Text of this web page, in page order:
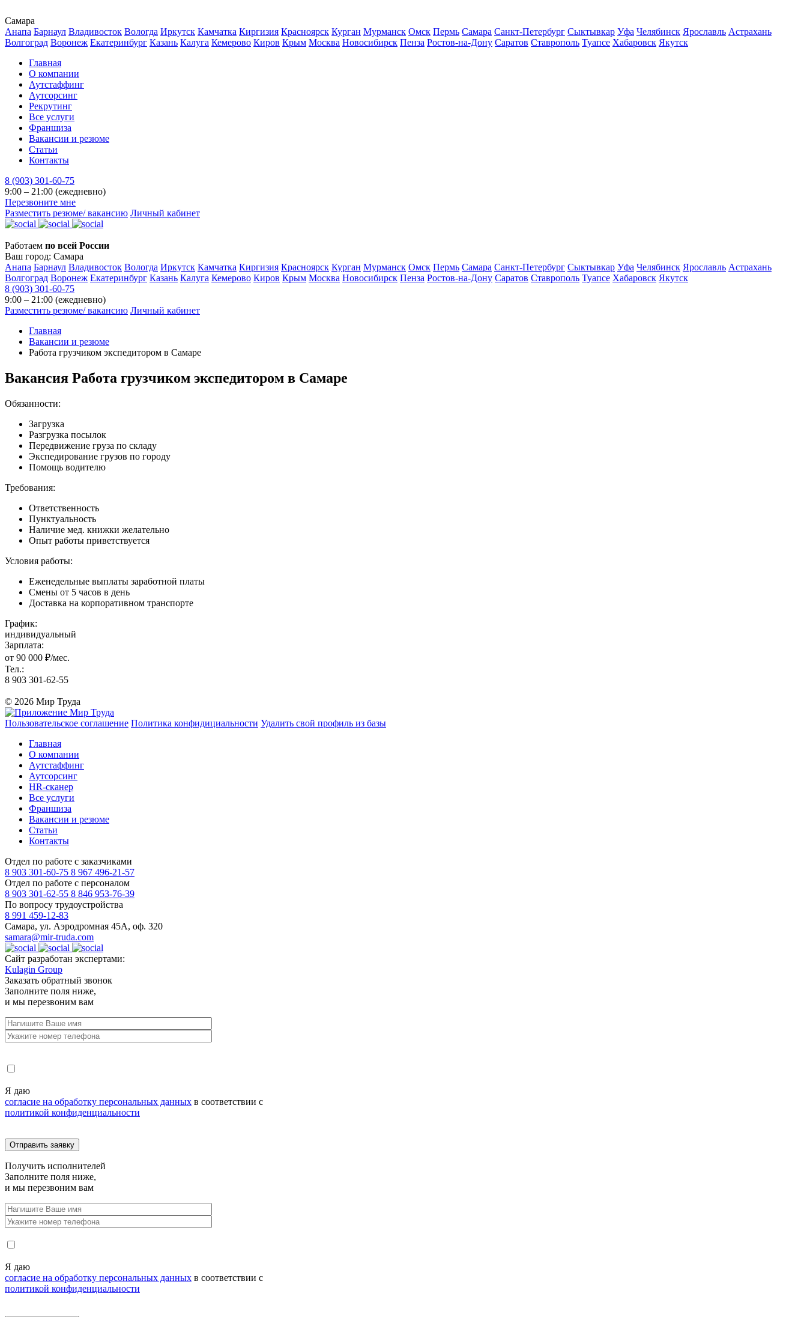
Самара
Анапа Барнаул Владивосток Вологда Иркутск Камчатка Киргизия Красноярск Курган Мурманск Омск Пермь Самара Санкт-Петербург Сыктывкар Уфа Челябинск Ярославль Астрахань
Волгоград Воронеж Екатеринбург Казань Калуга Кемерово Киров Крым Москва Новосибирск Пенза Ростов-на-Дону Саратов Ставрополь Туапсе Хабаровск Якутск
Главная
О компании
Аутстаффинг
Аутсорсинг
Рекрутинг
Все услуги
Франшиза
Вакансии и резюме
Статьи
Контакты
8 (903) 301-60-75
9:00 – 21:00 (ежедневно)
Перезвоните мне
Разместить резюме/ вакансию Личный кабинет
Работаем по всей России
Ваш город: Самара
Анапа Барнаул Владивосток Вологда Иркутск Камчатка Киргизия Красноярск Курган Мурманск Омск Пермь Самара Санкт-Петербург Сыктывкар Уфа Челябинск Ярославль Астрахань
Волгоград Воронеж Екатеринбург Казань Калуга Кемерово Киров Крым Москва Новосибирск Пенза Ростов-на-Дону Саратов Ставрополь Туапсе Хабаровск Якутск
8 (903) 301-60-75
9:00 – 21:00 (ежедневно)
Разместить резюме/ вакансию Личный кабинет
Главная
Вакансии и резюме
Работа грузчиком экспедитором в Самаре
Вакансия Работа грузчиком экспедитором в Самаре
Обязанности:
Загрузка
Разгрузка посылок
Передвижение груза по складу
Экспедирование грузов по городу
Помощь водителю
Требования:
Ответственность
Пунктуальность
Наличие мед. книжки желательно
Опыт работы приветствуется
Условия работы:
Еженедельные выплаты заработной платы
Смены от 5 часов в день
Доставка на корпоративном транспорте
График:
индивидуальный
Зарплата:
от 90 000 ₽/мес.
Тел.:
8 903 301-62-55
© 2026 Мир Труда
Пользовательское соглашение Политика конфидициальности Удалить свой профиль из базы
Главная
О компании
Аутстаффинг
Аутсорсинг
HR-сканер
Все услуги
Франшиза
Вакансии и резюме
Статьи
Контакты
Отдел по работе с заказчиками
8 903 301-60-75 8 967 496-21-57
Отдел по работе с персоналом
8 903 301-62-55 8 846 953-76-39
По вопросу трудоустройства
8 991 459-12-83
Самара, ул. Аэродромная 45А, оф. 320
samara@mir-truda.com
Сайт разработан экспертами:
Kulagin Group
Заказать обратный звонок
Заполните поля ниже,
и мы перезвоним вам
Я даю
согласие на обработку персональных данных в соответствии с
политикой конфиденциальности
Получить исполнителей
Заполните поля ниже,
и мы перезвоним вам
Я даю
согласие на обработку персональных данных в соответствии с
политикой конфиденциальности